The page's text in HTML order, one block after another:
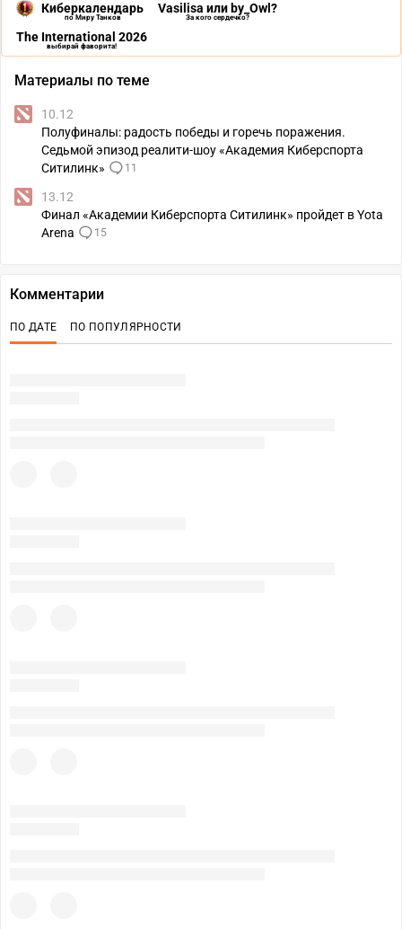
Киберкалендарь
по Миру Танков
Vasilisa или by_Owl?
За кого сердечко?
The International 2026
выбирай фаворита!
Материалы по теме
10.12
Полуфиналы: радость победы и горечь поражения.
Седьмой эпизод реалити-шоу «Академия Киберспорта
Ситилинк»
11
13.12
Финал «Академии Киберспорта Ситилинк» пройдет в Yota
Arena
15
Комментарии
ПО ДАТЕ ПО ПОПУЛЯРНОСТИ